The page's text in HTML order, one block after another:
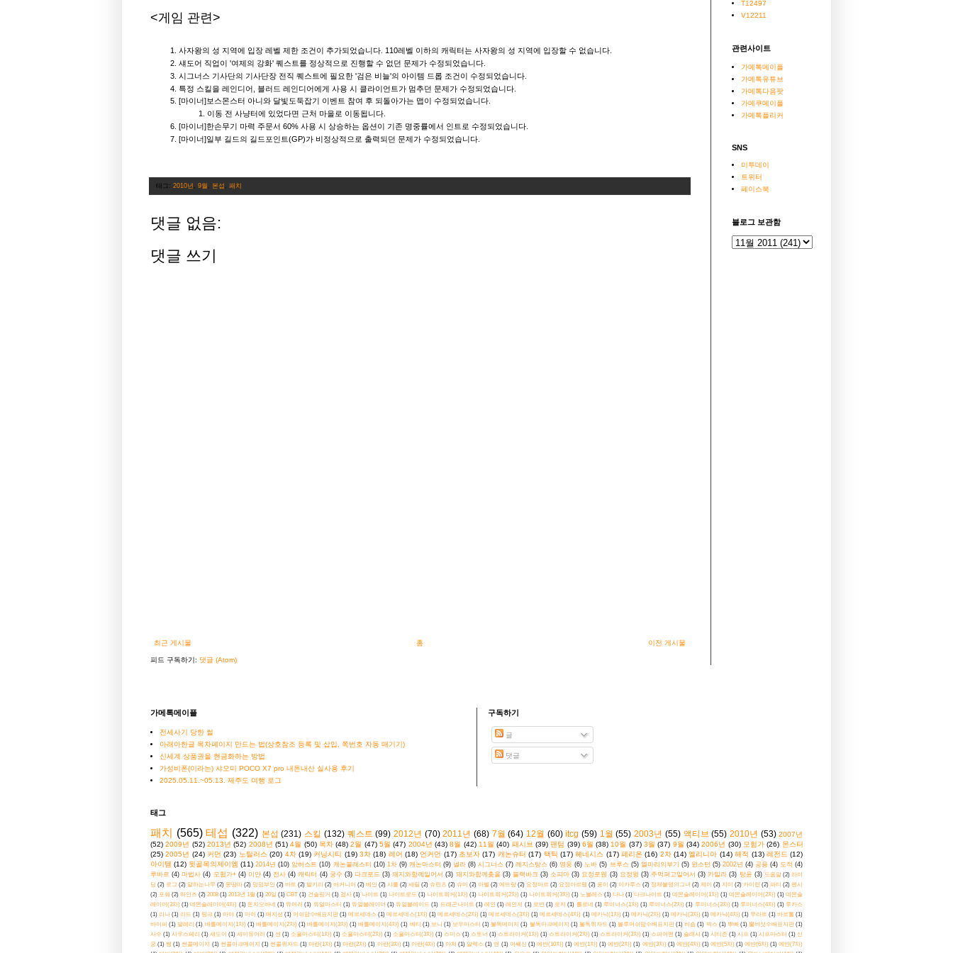
<게임 관련>
사자왕의 성 지역에 입장 레벨 제한 조건이 추가되었습니다. 110레벨 이하의 캐릭터는 사자왕의 성 지역에 입장할 수 없습니다.
섀도어 직업이 '여제의 강화' 퀘스트를 정상적으로 진행할 수 없던 문제가 수정되었습니다.
시그너스 기사단의 기사단장 전직 퀘스트에 필요한 '검은 비늘'의 아이템 드롭 조건이 수정되었습니다.
특정 스킬을 레인디어, 블러드 레인디어에게 사용 시 클라이언트가 멈추던 문제가 수정되었습니다.
[마이너]보스몬스터 아니와 달빛도둑잡기 이벤트 참여 후 되돌아가는 맵이 수정되었습니다.
이동 전 사냥터에 있었다면 근처 마을로 이동됩니다.
[마이너]한손무기 마력 주문서 60% 사용 시 상승하는 옵션이 기존 명중률에서 인트로 수정되었습니다.
[마이너]일부 길드의 길드포인트(GP)가 비정상적으로 출력되던 문제가 수정되었습니다.
태그: 2010년 9월 본섭 패치
댓글 없음:
댓글 쓰기
최근 게시물 이전 게시물
홈
피드 구독하기: 댓글 (Atom)
T12497
V12211
관련사이트
가메톡메이플
가메톡유튜브
가메톡다음팟
가메쿠메이플
가메톡플리커
SNS
미투데이
트위터
페이스북
블로그 보관함
가메톡메이플
전세사기 당한 썰
아래아한글 목차페이지 만드는 법(상호참조 등록 및 삽입, 쪽번호 자동 매기기)
신세계 상품권을 현금화하는 방법
가성비폰(이라는) 샤오미 POCO X7 pro 내돈내산 실사용 후기
2025.05.11.~05.13. 제주도 여행 로그
구독하기
글
댓글
태그
패치 (565) 테섭 (322) 본섭 (231) 스킬 (132) 퀘스트 (99) 2012년 (70) 2011년 (68) 7월 (64) 12월 (60) itcg (59) 1월 (55) 2003년 (55) 액티브 (55) 2010년 (53) 2007년
(52) 2009년 (52) 2013년 (52) 2008년 (51) 4월 (50) 목차 (48) 2월 (47) 5월 (47) 2004년 (43) 8월 (42) 11월 (40) 패시브 (39) 팬텀 (39) 6월 (38) 10월 (37) 3월 (37) 9월 (34) 2006년 (30) 모험가 (26) 몬스터
(25) 2005년 (24) 커먼 (23) 노틸러스 (20) 4차 (19) 커닝시티 (19) 3차 (18) 레어 (18) 언커먼 (17) 초보자 (17) 캐논슈터 (17) 택틱 (17) 헤네시스 (17) 페리온 (16) 2차 (14) 엘리니아 (14) 해적 (13) 레전드 (12)
아이템 (12) 뒷골목의제이엠 (11) 2014년 (10) 암허스트 (10) 캐논블래스터 (10) 1차 (9) 캐논마스터 (9) 넬라 (8) 시그너스 (7) 레지스탕스 (6) 영웅 (6) 노바 (5) 브루스 (5) 열마리의부기 (5) 윈스턴 (5) 2002년 (4) 공용 (4) 도적 (4)
루바르 (4) 마법사 (4) 모험가+ (4) 이얀 (4) 전사 (4) 캐릭터 (4) 궁수 (3) 다크로드 (3) 돼지와함께일어서 (3) 돼지와함께춤을 (3) 블랙바크 (3) 소피아 (3) 요정로웬 (3) 요정윙 (3) 주먹펴고일어서 (3) 카밀라 (3) 탕윤 (3) 도움말 (2) 라이
딩 (2) 로그 (2) 말하는나무 (2) 몽땅따 (2) 밍밍부인 (2) 바트 (2) 발키리 (2) 버커니어 (2) 베인 (2) 샤를 (2) 세릴 (2) 슈린츠 (2) 슈미 (2) 아벨 (2) 에뜨랑 (2) 요정마르 (2) 요정아르웬 (2) 웅이 (2) 이카루스 (2) 정체불명의그녀 (2) 제이 (2) 지미 (2) 카이린 (2) 파티 (2) 펜시
(2) 포쉐 (2) 하인즈 (2) 2008 (1) 2013년 1월 (1) 20일 (1) CBT (1) 건슬링거 (1) 검사 (1) 나이트 (1) 나이트로드 (1) 나이트워커(1차) (1) 나이트워커(2차) (1) 나이트워커(3차) (1) 노블레스 (1) 다나 (1) 다크나이트 (1) 데몬슬레이어(1차) (1) 데몬슬레이어(2차) (1) 데몬슬
레이어(3차) (1) 데몬슬레이어(4차) (1) 돈지오바네 (1) 듀어러 (1) 듀얼마스터 (1) 듀얼블레이더 (1) 듀얼블레이드 (1) 드래곤나이트 (1) 레인 (1) 레인저 (1) 로빈 (1) 로저 (1) 롤로네 (1) 루미너스(1차) (1) 루미너스(2차) (1) 루미너스(3차) (1) 루미너스(4차) (1) 루카스
(1) 리나 (1) 리드 (1) 링크 (1) 마야 (1) 마이 (1) 매지션 (1) 머쉬맘수배표지판 (1) 메르세데스 (1) 메르세데스(1차) (1) 메르세데스(2차) (1) 메르세데스(3차) (1) 메르세데스(4차) (1) 메카닉(1차) (1) 메카닉(2차) (1) 메카닉(3차) (1) 메카닉(4차) (1) 무라트 (1) 바르톨 (1)
바이퍼 (1) 발레리 (1) 배틀메이지(1차) (1) 배틀메이지(2차) (1) 배틀메이지(3차) (1) 배틀메이지(4차) (1) 베티 (1) 보니 (1) 보우마스터 (1) 불독메이지 (1) 불독아크메이지 (1) 불독위자드 (1) 블루머쉬맘수배표지판 (1) 비숍 (1) 빅스 (1) 뿌빠 (1) 뿔버섯수배표지판 (1)
사수 (1) 사우스페리 (1) 섀도어 (1) 세미듀어러 (1) 센 (1) 소울마스터(1차) (1) 소울마스터(2차) (1) 소울마스터(3차) (1) 스미스 (1) 스토너 (1) 스트라이커(1차) (1) 스트라이커(2차) (1) 스트라이커(3차) (1) 스피어맨 (1) 슬래셔 (1) 시티즌 (1) 시프 (1) 시프마스터 (1) 신
궁 (1) 쌤 (1) 썬콜메이지 (1) 썬콜아크메이지 (1) 썬콜위자드 (1) 아란(1차) (1) 아란(2차) (1) 아란(3차) (1) 아란(4차) (1) 아쳐 (1) 알렉스 (1) 앤 (1) 어쌔신 (1) 에반(10차) (1) 에반(1차) (1) 에반(2차) (1) 에반(3차) (1) 에반(4차) (1) 에반(5차) (1) 에반(6차) (1) 에반(7차)